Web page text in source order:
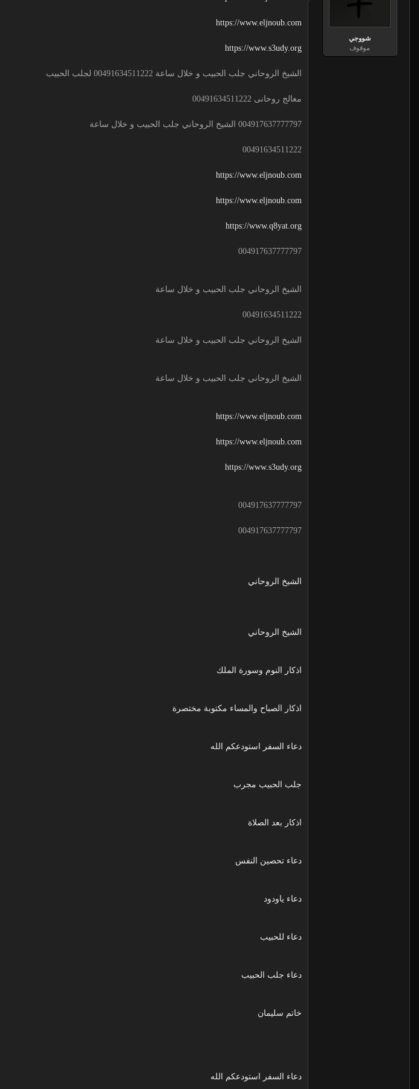
شووجي
موقوف
https://www.eljnoub.com
https://www.s3udy.org
الشيخ الروحاني جلب الحبيب و خلال ساعة 00491634511222 لجلب الحبيب
معالج روحانى 00491634511222
004917637777797 الشيخ الروحاني جلب الحبيب و خلال ساعة
00491634511222
https://www.eljnoub.com
https://www.eljnoub.com
https://www.q8yat.org
004917637777797
الشيخ الروحاني جلب الحبيب و خلال ساعة
00491634511222
الشيخ الروحاني جلب الحبيب و خلال ساعة
الشيخ الروحاني جلب الحبيب و خلال ساعة
https://www.eljnoub.com
https://www.eljnoub.com
https://www.s3udy.org
004917637777797
004917637777797
الشيخ الروحاني
الشيخ الروحاني
اذكار النوم وسورة الملك
اذكار الصباح والمساء مكتوبة مختصرة
دعاء السفر استودعكم الله
جلب الحبيب مجرب
اذكار بعد الصلاة
دعاء تحصين النفس
دعاء ياودود
دعاء للحبيب
دعاء جلب الحبيب
خاتم سليمان
دعاء السفر استودعكم الله